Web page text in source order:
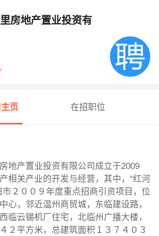
房地产置业投资有
页 在招职位
地产置业投资有限公司成立于2009
相关产业的开发与经营，其中，“红河
市２００９年度重点招商引资项目，位
心，邻近温州商贸城，东临建设路，
临云锡机厂住宅，北临州广播大楼，
２平方米，总建筑面积１３７４０３